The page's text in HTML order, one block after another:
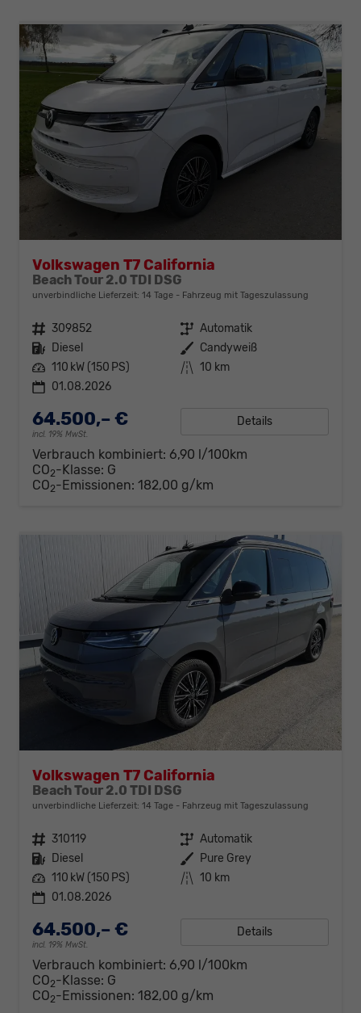
Volkswagen T7 California
Beach Tour 2.0 TDI DSG
unverbindliche Lieferzeit: 14 Tage Fahrzeug mit Tageszulassung
Fahrzeugnr. 309852 Getriebe Automatik
Kraftstoff Diesel Außenfarbe Candyweiß
Leistung 110 kW (150 PS) Kilometerstand 10 km
01.08.2026
64.500,– €
incl. 19% MwSt.
Details
Verbrauch kombiniert: 6,90 l/100km
CO2-Klasse: G
CO2-Emissionen: 182,00 g/km
Volkswagen T7 California
Beach Tour 2.0 TDI DSG
unverbindliche Lieferzeit: 14 Tage Fahrzeug mit Tageszulassung
Fahrzeugnr. 310119 Getriebe Automatik
Kraftstoff Diesel Außenfarbe Pure Grey
Leistung 110 kW (150 PS) Kilometerstand 10 km
01.08.2026
64.500,– €
incl. 19% MwSt.
Details
Verbrauch kombiniert: 6,90 l/100km
CO2-Klasse: G
CO2-Emissionen: 182,00 g/km